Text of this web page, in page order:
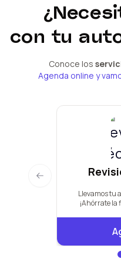
con tu
Conoce los
Agenda online y
Llevamos tu
¡Ahórrate la
Previous slide